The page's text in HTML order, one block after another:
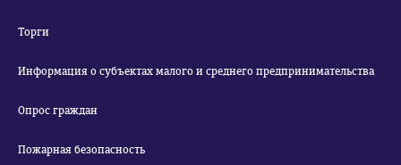
Торги
Информация о субъектах малого и среднего предпринимательства
Опрос граждан
Пожарная безопасность